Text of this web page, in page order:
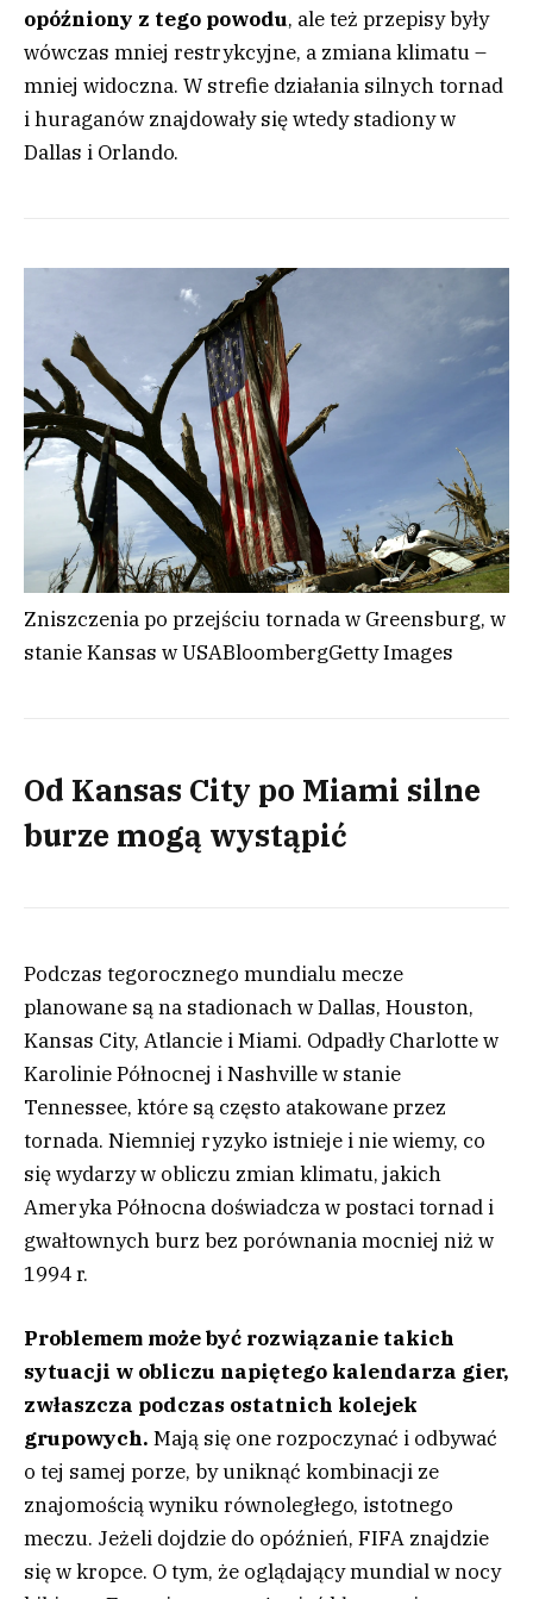
opóźniony z tego powodu, ale też przepisy były
wówczas mniej restrykcyjne, a zmiana klimatu –
mniej widoczna. W strefie działania silnych tornad
i huraganów znajdowały się wtedy stadiony w
Dallas i Orlando.
Zniszczenia po przejściu tornada w Greensburg, w
stanie Kansas w USABloombergGetty Images
Od Kansas City po Miami silne
burze mogą wystąpić
Podczas tegorocznego mundialu mecze
planowane są na stadionach w Dallas, Houston,
Kansas City, Atlancie i Miami. Odpadły Charlotte w
Karolinie Północnej i Nashville w stanie
Tennessee, które są często atakowane przez
tornada. Niemniej ryzyko istnieje i nie wiemy, co
się wydarzy w obliczu zmian klimatu, jakich
Ameryka Północna doświadcza w postaci tornad i
gwałtownych burz bez porównania mocniej niż w
1994 r.
Problemem może być rozwiązanie takich
sytuacji w obliczu napiętego kalendarza gier,
zwłaszcza podczas ostatnich kolejek
grupowych. Mają się one rozpoczynać i odbywać
o tej samej porze, by uniknąć kombinacji ze
znajomością wyniku równoległego, istotnego
meczu. Jeżeli dojdzie do opóźnień, FIFA znajdzie
się w kropce. O tym, że oglądający mundial w nocy